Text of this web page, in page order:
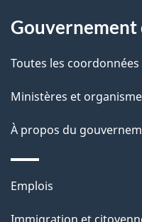
s
l
e
d
o
c
u
a
p
a
g
e
Gouvernement
Toutes les coordonnées
Ministères et
À propos du
Thèmes
Emplois